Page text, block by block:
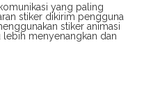
yang paling
stiker dikirim pengguna
stiker animasi
menyenangkan dan